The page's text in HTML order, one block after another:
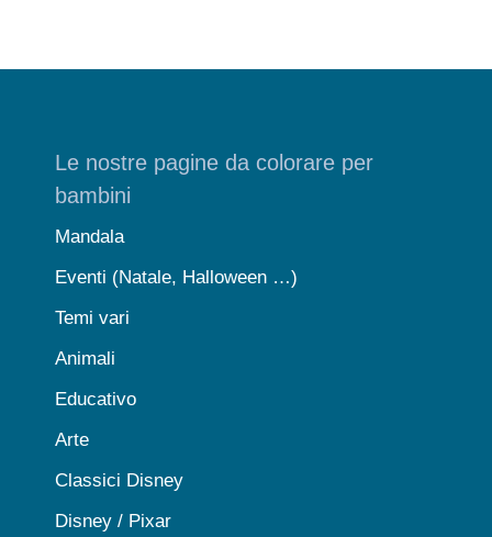
Le nostre pagine da colorare per
bambini
Mandala
Eventi (Natale, Halloween …)
Temi vari
Animali
Educativo
Arte
Classici Disney
Disney / Pixar